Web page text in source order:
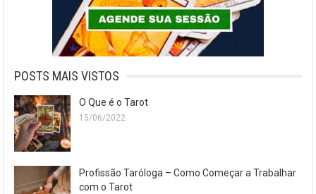
POSTS MAIS VISTOS
O Que é o Tarot
15/06/2022
Profissão Taróloga – Como Começar a Trabalhar
com o Tarot